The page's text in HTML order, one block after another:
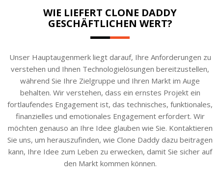
WIE LIEFERT CLONE DADDY
GESCHÄFTLICHEN WERT?
Unser Hauptaugenmerk liegt darauf, Ihre Anforderungen zu
verstehen und Ihnen Technologielösungen bereitzustellen,
während Sie Ihre Zielgruppe und Ihren Markt im Auge
behalten. Wir verstehen, dass ein ernstes Projekt ein
fortlaufendes Engagement ist, das technisches, funktionales,
finanzielles und emotionales Engagement erfordert. Wir
möchten genauso an Ihre Idee glauben wie Sie. Kontaktieren
Sie uns, um herauszufinden, wie Clone Daddy dazu beitragen
kann, Ihre Idee zum Leben zu erwecken, damit Sie sicher auf
den Markt kommen können.